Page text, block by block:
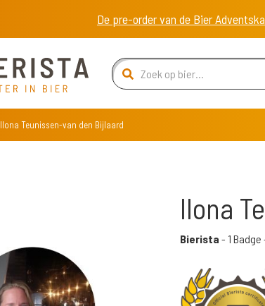
De pre-order van de Bier
Ilona Teunissen-van den Bijlaard
Ilona
Bierista - 1 Badge